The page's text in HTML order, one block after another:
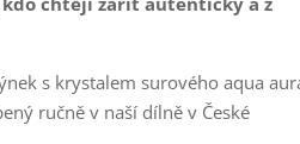
s krystalem surového aqua
ručně v naší dílně v České